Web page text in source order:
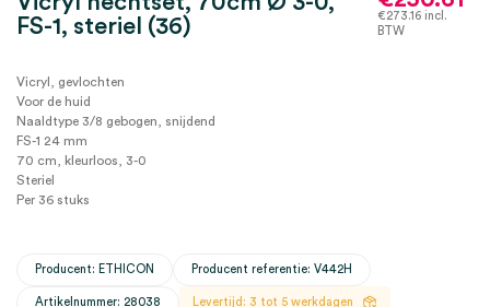
FS-1, steriel (36)
€273.16 incl.
BTW
Vicryl, gevlochten
Voor de huid
Naaldtype 3/8 gebogen, snijdend
FS-1 24 mm
70 cm, kleurloos, 3-0
Steriel
Per 36 stuks
Producent: ETHICON Producent referentie: V442H
Artikelnummer: 28038 Levertijd: 3 tot 5 werkdagen